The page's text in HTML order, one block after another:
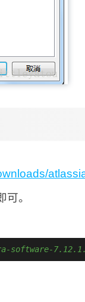
。
software-